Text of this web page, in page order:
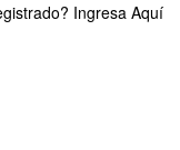
Ingresa Aquí